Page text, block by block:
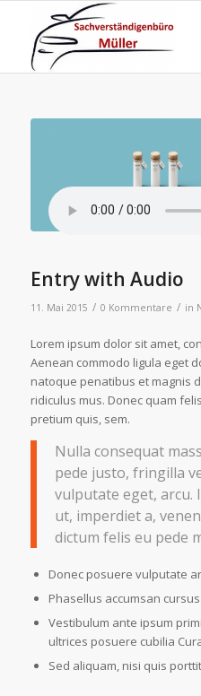
Entry with Audio
11. Mai 2015 / 0 Kommentare / in
Lorem ipsum dolor sit amet,
Aenean commodo ligula eget
natoque penatibus et magnis
ridiculus mus. Donec quam
pretium quis, sem.
Nulla consequat
pede justo, fringilla
vulputate eget, arcu.
ut, imperdiet a,
dictum felis eu pede
Donec posuere vulputate
Phasellus accumsan
Vestibulum ante ipsum
ultrices posuere cubilia
Sed aliquam, nisi quis